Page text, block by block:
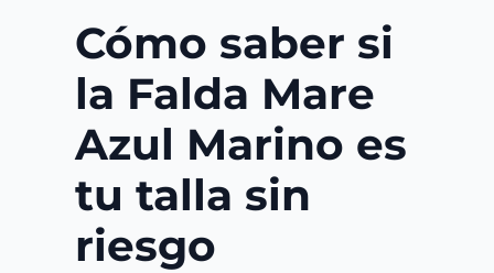
Cómo saber si
la Falda Mare
Azul Marino es
tu talla sin
riesgo